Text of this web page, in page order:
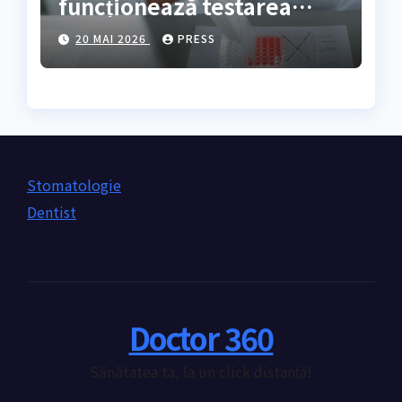
genetică și cine are
nevoie de ea?
20 MAI 2026 PRESS
Stomatologie
Dentist
Doctor 360